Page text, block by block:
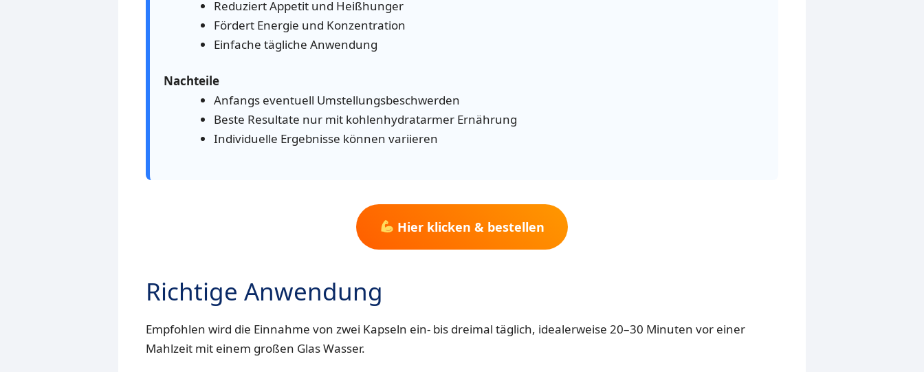
Reduziert Appetit und Heißhunger
Fördert Energie und Konzentration
Einfache tägliche Anwendung
Nachteile
Anfangs eventuell Umstellungsbeschwerden
Beste Resultate nur mit kohlenhydratarmer Ernährung
Individuelle Ergebnisse können variieren
Hier klicken & bestellen
Richtige Anwendung
Empfohlen wird die Einnahme von zwei Kapseln ein- bis dreimal täglich, idealerweise 20–30 Minuten vor einer
Mahlzeit mit einem großen Glas Wasser.